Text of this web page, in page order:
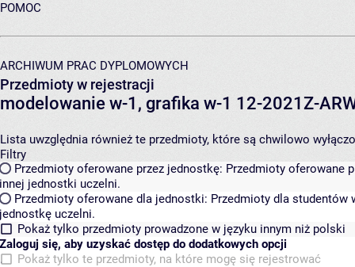
POMOC
ARCHIWUM PRAC DYPLOMOWYCH
Przedmioty w rejestracji
modelowanie w-1, grafika w-1 12-2021Z-
Lista uwzględnia również te przedmioty, które są chwilowo
Filtry
Przedmioty oferowane przez jednostkę: Przedmioty oferowane
innej jednostki uczelni.
Przedmioty oferowane dla jednostki: Przedmioty dla studentów
jednostkę uczelni.
Pokaż tylko przedmioty prowadzone w języku innym niż polski
Zaloguj się, aby uzyskać dostęp do dodatkowych opcji
Pokaż tylko te przedmioty, na które mogę się rejestrować